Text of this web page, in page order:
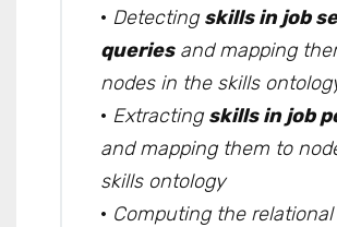
· Detectingskills in job
queriesand mapping
nodes in the skills
· Extractingskills in job
and mapping them to
skills ontology
· Computing the